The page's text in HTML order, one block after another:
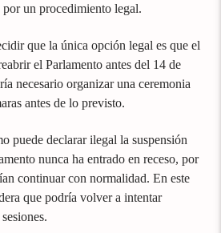
un procedimiento legal.
que la única opción legal es que el
el Parlamento antes del 14 de
necesario organizar una ceremonia
antes de lo previsto.
puede declarar ilegal la suspensión
nunca ha entrado en receso, por
continuar con normalidad. En este
que podría volver a intentar